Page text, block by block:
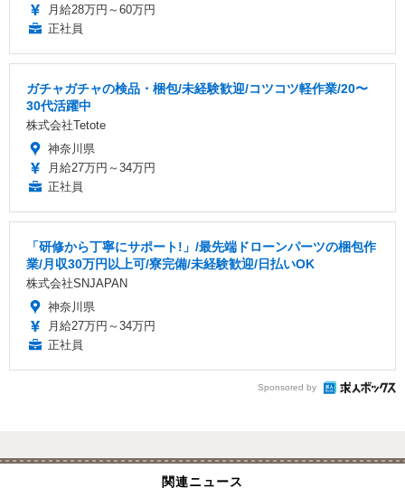
月給28万円～60万円
正社員
ガチャガチャの検品・梱包/未経験歓迎/コツコツ軽作業/20〜
30代活躍中
株式会社Tetote
神奈川県
月給27万円～34万円
正社員
「研修から丁寧にサポート!」/最先端ドローンパーツの梱包作
業/月収30万円以上可/寮完備/未経験歓迎/日払いOK
株式会社SNJAPAN
神奈川県
月給27万円～34万円
正社員
Sponsored by
関連ニュース